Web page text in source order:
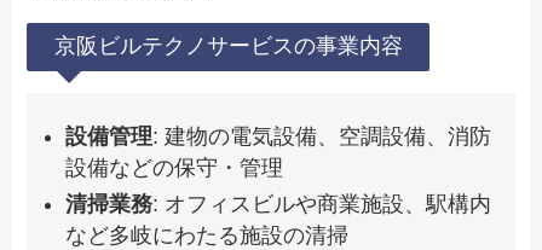
京阪ビルテクノサービスの事業内容
設備管理: 建物の電気設備、空調設備、消防
設備などの保守・管理
清掃業務: オフィスビルや商業施設、駅構内
など多岐にわたる施設の清掃